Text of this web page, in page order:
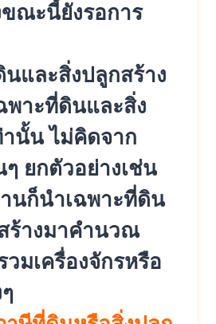
ณะนี้ยังรอการ
และสิ่งปลูกสร้าง
พาะที่ดินและสิ่ง
านั้น ไม่คิดจาก
ยกตัวอย่างเช่น
านก็นำเฉพาะที่ดิน
ร้างมาคำนวณ
มเครื่องจักรหรือ